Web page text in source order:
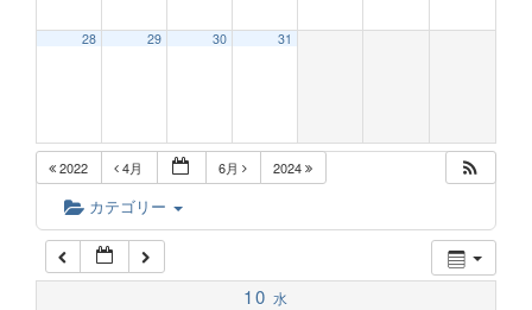
28 29 30 31
2022 4月 6月 2024
カテゴリー
10 水
6:00 AM
7:00 AM